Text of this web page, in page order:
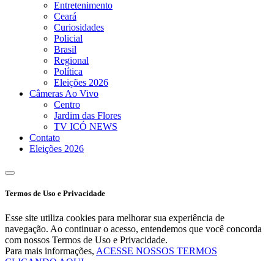
Entretenimento
Ceará
Curiosidades
Policial
Brasil
Regional
Política
Eleições 2026
Câmeras Ao Vivo
Centro
Jardim das Flores
TV ICÓ NEWS
Contato
Eleições 2026
Termos de Uso e Privacidade
Esse site utiliza cookies para melhorar sua experiência de
navegação. Ao continuar o acesso, entendemos que você concorda
com nossos Termos de Uso e Privacidade.
Para mais informações, ACESSE NOSSOS TERMOS